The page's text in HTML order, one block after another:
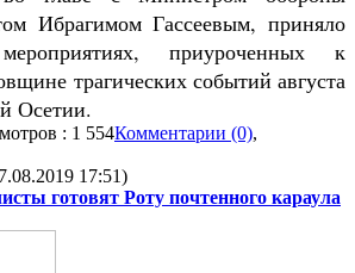
Ибрагимом Гассеевым, приняло
приуроченных к
трагических событий августа
Осетии.
: 1 554Комментарии (0),
17:51)
готовят Роту почтенного караула